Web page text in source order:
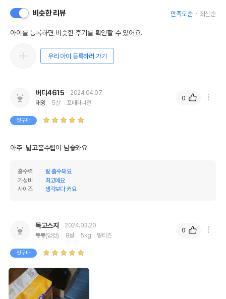
상품 필수 정보
품명 및 모델명
법에 의한 인증,허가 등을
제조국 또는 원산지 중국
수입자를 함께 표기
AS책임자와 전화번호
또는 소비자상담 관련
전화번호
비슷한 리뷰 만족도순 최신순
아이를 등록하면 비슷한 후기를 확인할 수 있어요.
우리 아이 등록하러 가기
버디4615
2024.04.07
태양
5살 포메라니안
첫구매
아주  넓고흡수렵이 넘좋와요
흡수력
잘 흡수돼요
가성비
최고에요
사이즈
생각보다 커요
0
독고스지
2024.03.20
쮸쮸(암컷) 8살 5kg 말티즈
첫구매
0